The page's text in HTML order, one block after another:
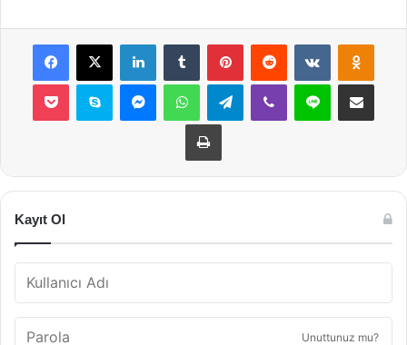
Facebook
X LinkedInTumblr PinterestReddit VKontakte
Pocket Skype MessengerWhatsAppTelegramViber Line E-Posta ile
Yazdır
Kayıt Ol
Unuttunuz mu?